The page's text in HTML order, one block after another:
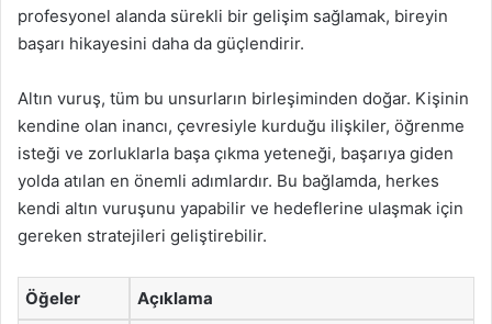
profesyonel alanda sürekli bir gelişim sağlamak, bireyin
başarı hikayesini daha da güçlendirir.
Altın vuruş, tüm bu unsurların birleşiminden doğar. Kişinin
kendine olan inancı, çevresiyle kurduğu ilişkiler, öğrenme
isteği ve zorluklarla başa çıkma yeteneği, başarıya giden
yolda atılan en önemli adımlardır. Bu bağlamda, herkes
kendi altın vuruşunu yapabilir ve hedeflerine ulaşmak için
gereken stratejileri geliştirebilir.
Öğeler Açıklama